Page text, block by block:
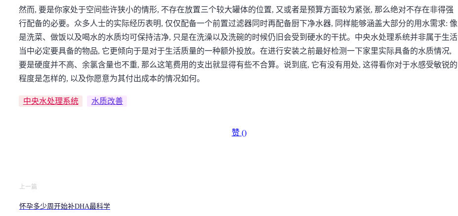
然而, 要是你家处于空间些许狭小的情形, 不存在放置三个较大罐体的位置, 又或者是预算方面较为紧张, 那么绝对不存在非得强
行配备的必要。众多人士的实际经历表明, 仅仅配备一个前置过滤器同时再配备厨下净水器, 同样能够涵盖大部分的用水需求: 像
是洗菜、做饭以及喝水的水质均可保持洁净, 只是在洗澡以及洗碗的时候仍旧会受到硬水的干扰。中央水处理系统并非属于生活
当中必定要具备的物品, 它更倾向于是对于生活质量的一种额外投放。在进行安装之前最好检测一下家里实际具备的水质情况,
要是硬度并不高、余氯含量也不重, 那么这笔费用的支出就显得有些不合算。说到底, 它有没有用处, 这得看你对于水感受敏锐的
程度是怎样的, 以及你愿意为其付出成本的情况如何。
中央水处理系统 水质改善
赞 ()
上一篇
怀孕多少周开始补DHA最科学